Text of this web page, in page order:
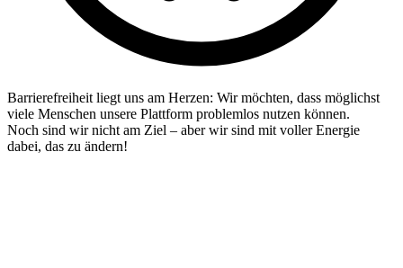
Barrierefreiheit liegt uns am Herzen: Wir möchten, dass möglichst
viele Menschen unsere Plattform problemlos nutzen können.
Noch sind wir nicht am Ziel – aber wir sind mit voller Energie
dabei, das zu ändern!